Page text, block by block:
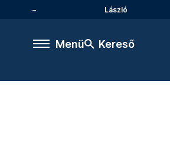
László
Menü Kereső